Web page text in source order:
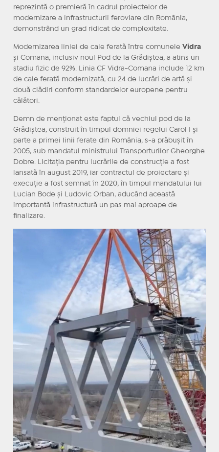
reprezintă o premieră în cadrul proiectelor de
modernizare a infrastructurii feroviare din România,
demonstrând un grad ridicat de complexitate.
Modernizarea liniei de cale ferată între comunele Vidra
și Comana, inclusiv noul Pod de la Grădiștea, a atins un
stadiu fizic de 92%. Linia CF Vidra-Comana include 12 km
de cale ferată modernizată, cu 24 de lucrări de artă și
două clădiri conform standardelor europene pentru
călători.
Demn de menționat este faptul că vechiul pod de la
Grădiștea, construit în timpul domniei regelui Carol I și
parte a primei linii ferate din România, s-a prăbușit în
2005, sub mandatul ministrului Transporturilor Gheorghe
Dobre. Licitația pentru lucrările de construcție a fost
lansată în august 2019, iar contractul de proiectare și
execuție a fost semnat în 2020, în timpul mandatului lui
Lucian Bode și Ludovic Orban, aducând această
importantă infrastructură un pas mai aproape de
finalizare.